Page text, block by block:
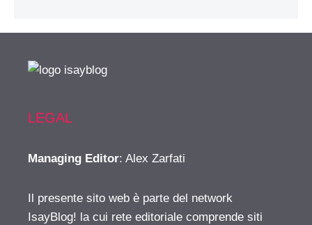
LEGAL
Managing Editor: Alex Zarfati
Il presente sito web è parte del network
IsayBlog! la cui rete editoriale comprende siti